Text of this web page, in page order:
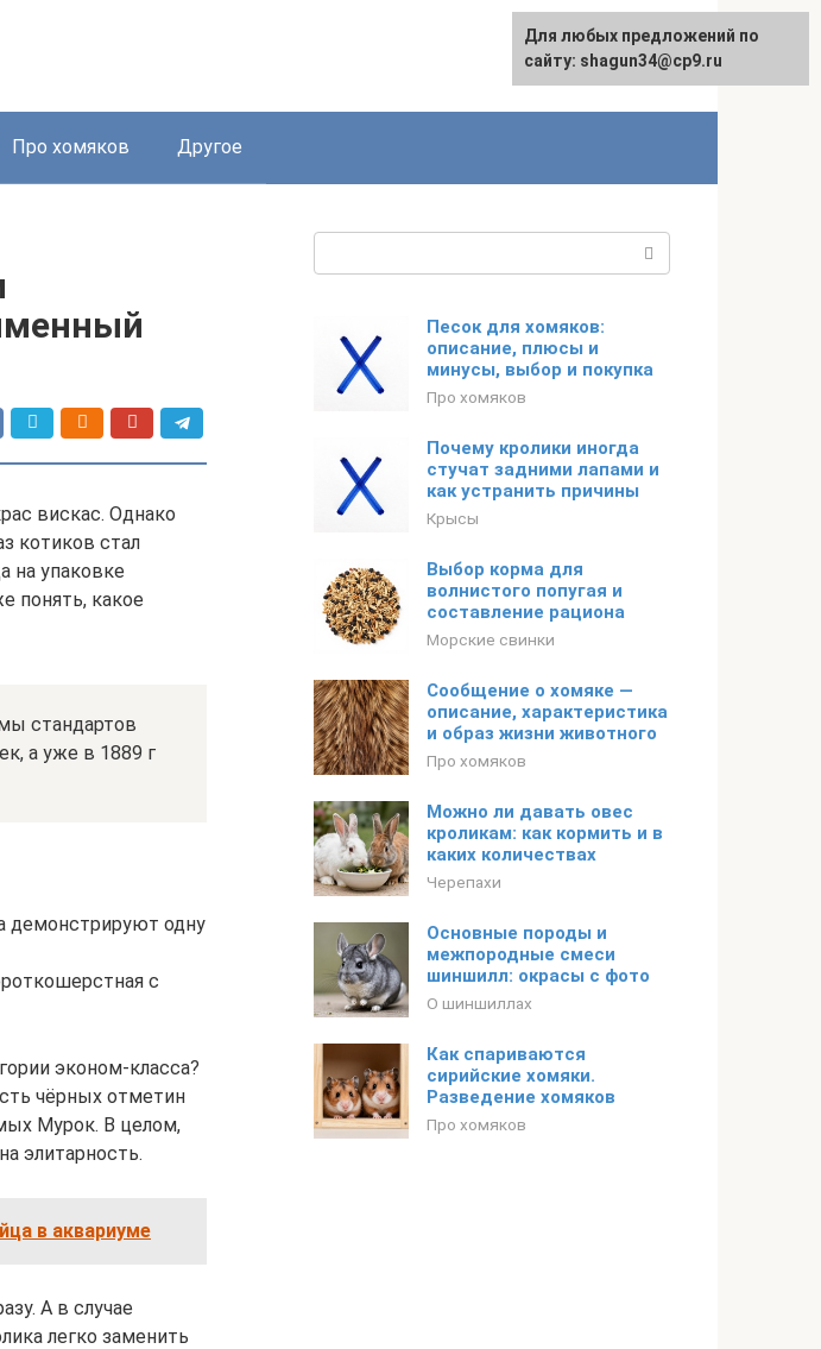
Про хомяков Другое
вискас. Однако
котиков стал
на упаковке
понять, какое
стандартов
а уже в 1889 г
демонстрируют одну
с
эконом-класса?
чёрных отметин
Мурок. В целом,
элитарность.
в аквариуме
А в случае
легко заменить
Песок для хомяков:
описание, плюсы и
минусы, выбор и покупка
Про хомяков
Почему кролики иногда
стучат задними лапами и
как устранить причины
Крысы
Выбор корма для
волнистого попугая и
составление рациона
Морские свинки
Сообщение о хомяке —
описание, характеристика
и образ жизни животного
Про хомяков
Можно ли давать овес
кроликам: как кормить и в
каких количествах
Черепахи
Основные породы и
межпородные смеси
шиншилл: окрасы с фото
О шиншиллах
Как спариваются
сирийские хомяки.
Разведение хомяков
Про хомяков
Для любых предложений по
сайту: shagun34@cp9.ru